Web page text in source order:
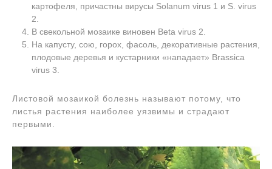
картофеля, причастны вирусы Solanum virus 1 и S. virus
2.
В свекольной мозаике виновен Beta virus 2.
На капусту, сою, горох, фасоль, декоративные растения,
плодовые деревья и кустарники «нападает» Brassica
virus 3.
Листовой мозаикой болезнь называют потому, что
листья растения наиболее уязвимы и страдают
первыми.